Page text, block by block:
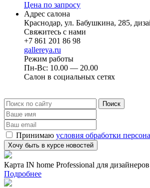
Цена по запросу
Адрес салона
Краснодар, ул. Бабушкина, 285,
Свяжитесь с нами
+7 861 201 86 98
gallereya.ru
Режим работы
Пн-Вс: 10.00 — 20.00
Салон в социальных сетях
Принимаю условия обработки
Карта IN home Professional для дизайнеров
Подробнее